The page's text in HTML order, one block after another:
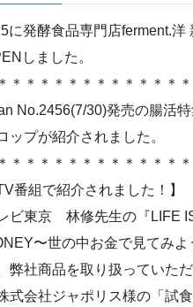
に発酵食品専門店ferment.洋
しました。
＊＊＊＊＊＊＊＊＊＊＊＊＊
No.2456(7/30)発売の腸活
ップが紹介されました。
＊＊＊＊＊＊＊＊＊＊＊＊＊
番組で紹介されました！】
ビ東京 林修先生の『LIFE
〜世の中お金で見てみよ
弊社商品を取り扱っていた
式会社ジャポリス様の「試